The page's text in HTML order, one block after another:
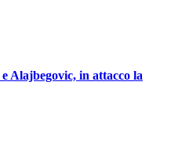
Alajbegovic, in attacco la